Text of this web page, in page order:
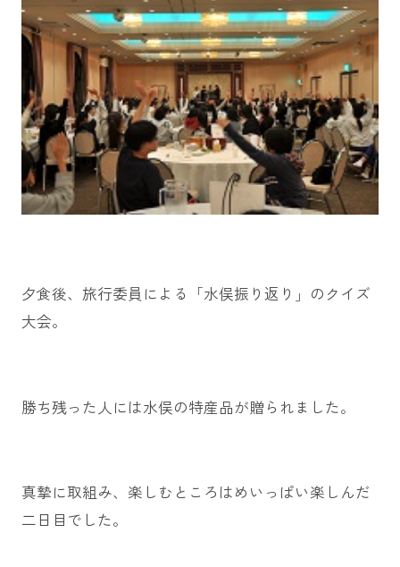
夕食後、旅行委員による「水俣振り返り」のクイズ
大会。
勝ち残った人には水俣の特産品が贈られました。
真摯に取組み、楽しむところはめいっぱい楽しんだ
二日目でした。